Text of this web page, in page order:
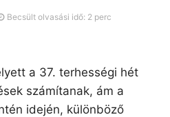
Becsült olvasási idő: 2 perc
a 37. terhességi hét
számítanak, ám a
idején, különböző